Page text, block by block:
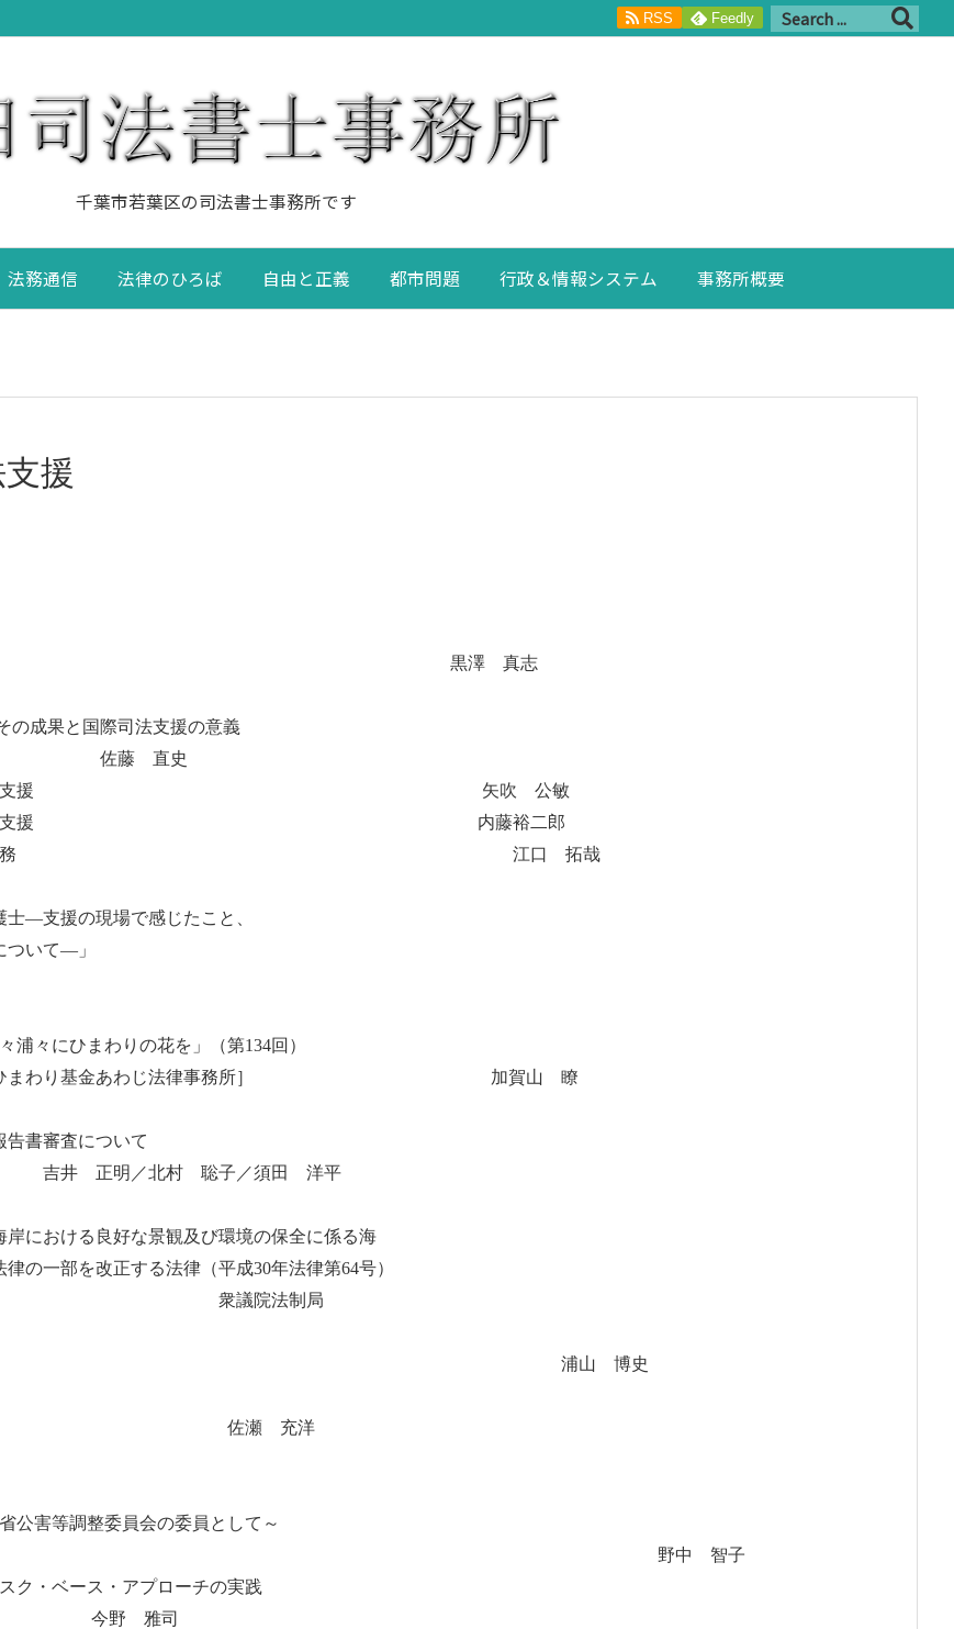
千葉市若葉区の司法書士事務所です
法務通信 法律のひろば 自由と正義 都市問題 行政＆情報システム 事務所概要
RSS Feedly
援
に如かずin Hanoi 黒澤 真志
の成果と国際司法支援の意義
史
会に対する日弁連の支援 矢吹 公敏
内における国際司法支援 内藤裕二郎
法の発展とビジネス法務 江口 拓哉
支援の現場で感じたこと、
いて―」
々にひまわりの花を」（第134回）
」［ひまわり基金あわじ法律事務所］ 加賀山 瞭
書審査について
子／須田 洋平
おける良好な景観及び環境の保全に係る海
一部を改正する法律（平成30年法律第64号）
制局
ジックと刑事弁護 浦山 博史
務 佐瀬 充洋
公害等調整委員会の委員として～
智子
ク・ベース・アプローチの実践
司